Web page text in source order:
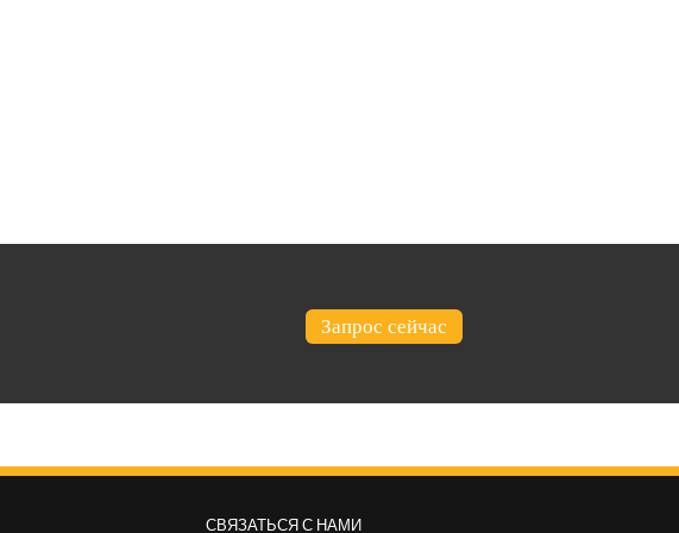
Запрос сейчас
СВЯЗАТЬСЯ С НАМИ